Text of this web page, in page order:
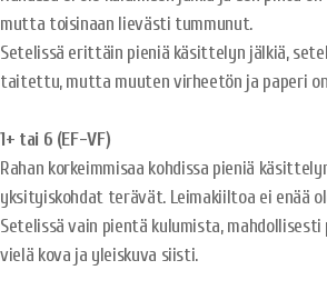
mutta toisinaan lievästi tummunut.
Setelissä erittäin pieniä käsittelyn jälkiä,
taitettu, mutta muuten virheetön ja paperi
1+ tai 6 (EF-VF)
Rahan korkeimmisaa kohdissa pieniä
yksityiskohdat terävät. Leimakiiltoa ei enää
Setelissä vain pientä kulumista,
vielä kova ja yleiskuva siisti.